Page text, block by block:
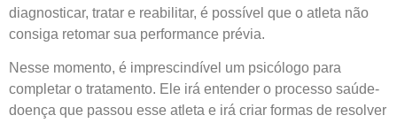
diagnosticar, tratar e reabilitar, é possível que o atleta não
consiga retomar sua performance prévia.
Nesse momento, é imprescindível um psicólogo para
completar o tratamento. Ele irá entender o processo saúde-
doença que passou esse atleta e irá criar formas de resolver